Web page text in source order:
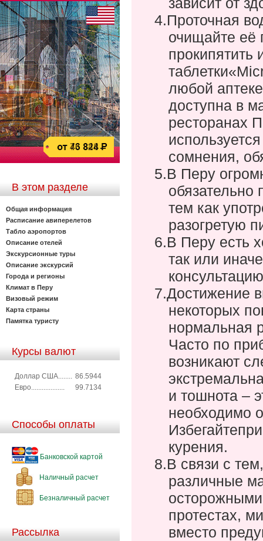
В этом разделе
Общая информация
Расписание авиперелетов
Табло аэропортов
Описание отелей
Экскурсионные туры
Описание экскурсий
Города и регионы
Климат в Перу
Визовый режим
Карта страны
Памятка туристу
Курсы валют
Доллар США........ 86.5944
Евро...................
99.7134
Способы оплаты
Банковской картой
Наличный расчет
Безналичный расчет
Рассылка
4.Проточная
очищайте её
таблетки«
любой
доступна в
ресторанах
сомнения,
5.В Перу
обязательно
тем как
разогретую
6.В Перу есть
так или
7.Достижение
некоторых
нормальная
Часто по
возникают
и тошнота –
необходимо
Избегайте
курения.
8.В связи с
различные
протестах,
вместо